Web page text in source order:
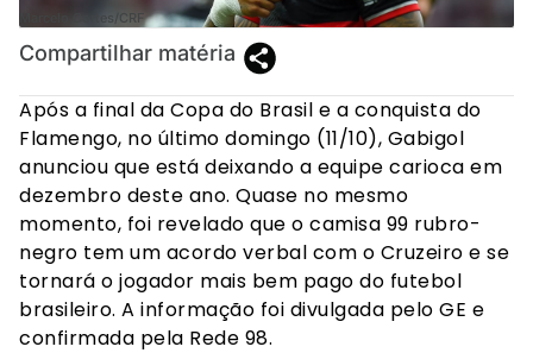
Marcelo Cortes/CRF
Compartilhar matéria
Após a final da Copa do Brasil e a conquista do
Flamengo, no último domingo (11/10), Gabigol
anunciou que está deixando a equipe carioca em
dezembro deste ano. Quase no mesmo
momento, foi revelado que o camisa 99 rubro-
negro tem um acordo verbal com o Cruzeiro e se
tornará o jogador mais bem pago do futebol
brasileiro. A informação foi divulgada pelo GE e
confirmada pela Rede 98.